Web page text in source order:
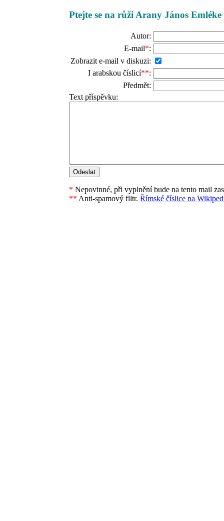
Ptejte se na růži Arany János Emléke
Autor:
E-mail*:
Zobrazit e-mail v diskuzi:
I arabskou číslicí**:
Předmět:
Text příspěvku:
* Nepovinné, při vyplnění bude na tento mail
** Anti-spamový filtr. Římské číslice na